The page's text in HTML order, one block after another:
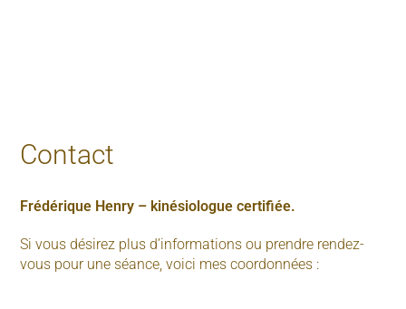
Contact
Frédérique Henry – kinésiologue certifiée.
Si vous désirez plus d’informations ou prendre rendez-
vous pour une séance, voici mes coordonnées :